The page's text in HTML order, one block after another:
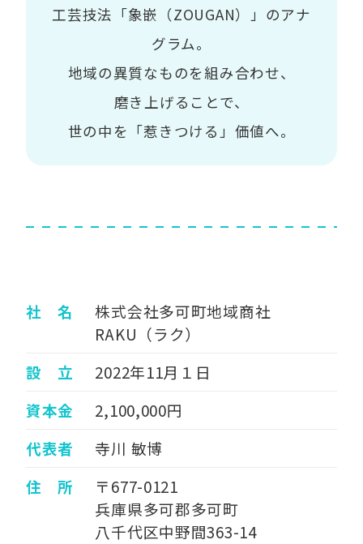
工芸技法「象嵌（ZOUGAN）」のアナ
グラム。
地域の異質なものを組み合わせ、
磨き上げることで、
世の中を「惹きつける」価値へ。
社 名
株式会社多可町地域商社
RAKU（ラク）
設 立
2022年11月１日
資本金
2,100,000円
代表者
寺川 敏博
住 所
〒677-0121
兵庫県多可郡多可町
八千代区中野間363-14